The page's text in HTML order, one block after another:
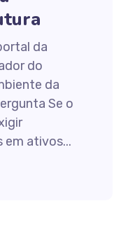
da
do
da
Se o
em ativos...